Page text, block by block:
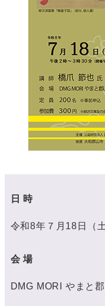
日 時
令和8年７月18日（
会 場
DMG MORI やまと